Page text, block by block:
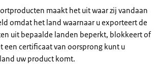
maakt het uit waar zij vandaan
omdat het land waarnaar u exporteert de
uit bepaalde landen beperkt, blokkeert of
een certificaat van oorsprong kunt u
uw product komt.